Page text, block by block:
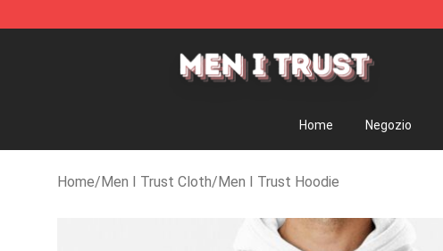
Home Negozio
Home/Men I Trust Cloth/Men I Trust Hoodie